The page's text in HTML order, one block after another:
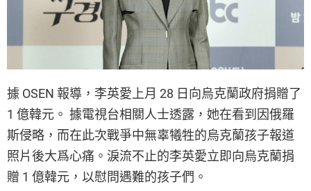
據 OSEN 報導，李英愛上月 28 日向烏克蘭政府捐贈了
1 億韓元。 據電視台相關人士透露，她在看到因俄羅
斯侵略，而在此次戰爭中無辜犧牲的烏克蘭孩子報道
照片後大爲心痛。淚流不止的李英愛立即向烏克蘭捐
贈 1 億韓元，以慰問遇難的孩子們。